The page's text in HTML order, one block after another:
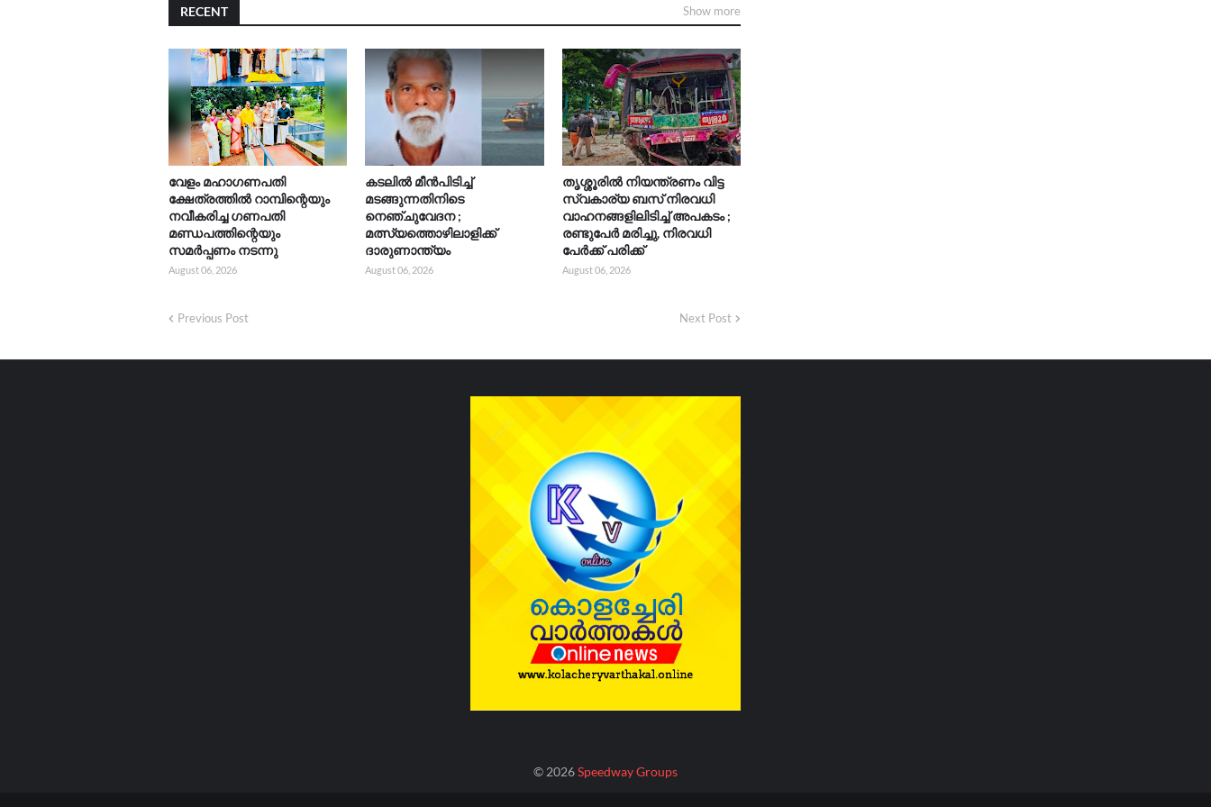
RECENT Show more
വേളം മഹാഗണപതി
ക്ഷേത്രത്തിൽ റാമ്പിന്റെയും
നവീകരിച്ച ഗണപതി
മണ്ഡപത്തിന്റെയും
സമർപ്പണം നടന്നു
August 06, 2026
കടലിൽ മീൻപിടിച്ച്
മടങ്ങുന്നതിനിടെ
നെഞ്ചുവേദന ;
മത്സ്യത്തൊഴിലാളിക്ക്
ദാരുണാന്ത്യം
August 06, 2026
തൃശ്ശൂരിൽ നിയന്ത്രണം വിട്ട
സ്വകാര്യ ബസ് നിരവധി
വാഹനങ്ങളിലിടിച്ച് അപകടം ;
രണ്ടുപേർ മരിച്ചു, നിരവധി
പേർക്ക് പരിക്ക്
August 06, 2026
Previous Post Next Post
© 2026Speedway Groups